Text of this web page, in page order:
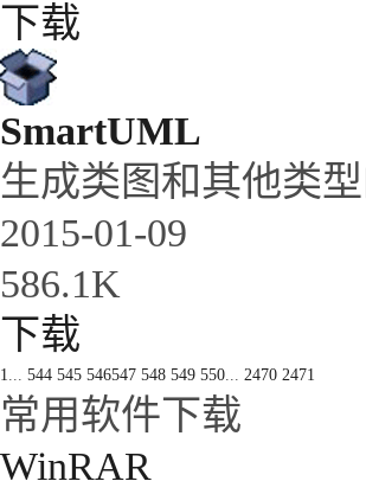
下载
SmartUML
生成类图和其他类
2015-01-09
586.1K
下载
1... 544 545 546547 548 549 550... 2470 2471
常用软件下载
WinRAR